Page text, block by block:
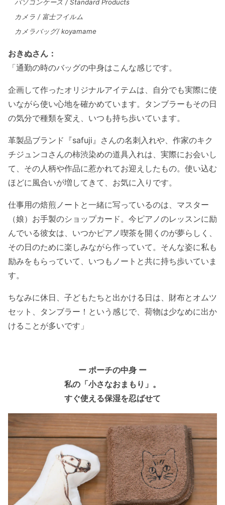
パソコンケース / Standard Products
カメラ / 富士フイルム
カメラバッグ/ koyamame
おきぬさん：
「通勤の時のバッグの中身はこんな感じです。
企画して作ったオリジナルアイテムは、自分でも実際に使
いながら使い心地を確かめています。タンブラーもその日
の気分で種類を変え、いつも持ち歩いています。
革製品ブランド『safuji』さんの名刺入れや、作家のキク
チジュンコさんの柿渋染めの道具入れは、実際にお会いし
て、その人柄や作品に惹かれてお迎えしたもの。使い込む
ほどに風合いが増してきて、お気に入りです。
仕事用の焙煎ノートと一緒に写っているのは、マスター
（娘）お手製のショップカード。今ピアノのレッスンに励
んでいる彼女は、いつかピアノ喫茶を開くのが夢らしく、
その日のために楽しみながら作っていて。そんな姿に私も
励みをもらっていて、いつもノートと共に持ち歩いていま
す。
ちなみに休日、子どもたちと出かける日は、財布とオムツ
セット、タンブラー！という感じで、荷物は少なめに出か
けることが多いです」
ー ポーチの中身 ー
私の「小さなおまもり」。
すぐ使える保湿を忍ばせて